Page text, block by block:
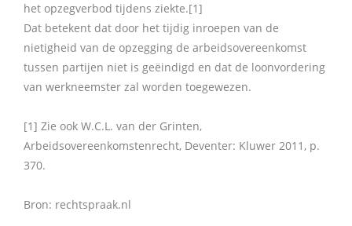
het opzegverbod tijdens ziekte.[1]
Dat betekent dat door het tijdig inroepen van de
nietigheid van de opzegging de arbeidsovereenkomst
tussen partijen niet is geëindigd en dat de loonvordering
van werkneemster zal worden toegewezen.
[1] Zie ook W.C.L. van der Grinten,
Arbeidsovereenkomstenrecht, Deventer: Kluwer 2011, p.
370.
Bron: rechtspraak.nl